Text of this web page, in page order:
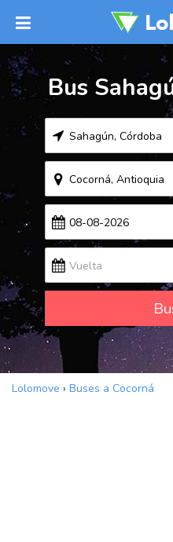
Bus
Lolomove › Buses a Cocorná